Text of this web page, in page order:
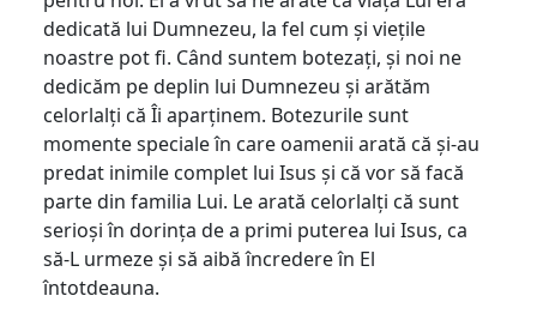
dedicată lui Dumnezeu, la fel cum și viețile
noastre pot fi. Când suntem botezați, și noi ne
dedicăm pe deplin lui Dumnezeu și arătăm
celorlalți că Îi aparținem. Botezurile sunt
momente speciale în care oamenii arată că și-au
predat inimile complet lui Isus și că vor să facă
parte din familia Lui. Le arată celorlalți că sunt
serioși în dorința de a primi puterea lui Isus, ca
să-L urmeze și să aibă încredere în El
întotdeauna.